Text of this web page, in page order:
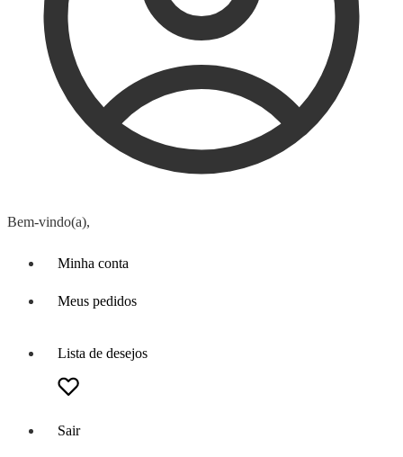
Bem-vindo(a),
Minha conta
Meus pedidos
Lista de desejos
Sair